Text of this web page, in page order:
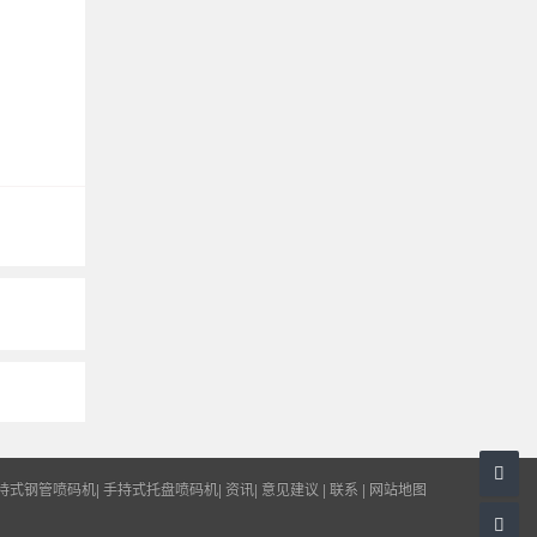
式钢管喷码机| 手持式托盘喷码机| 资讯| 意见建议 | 联系 | 网站地图